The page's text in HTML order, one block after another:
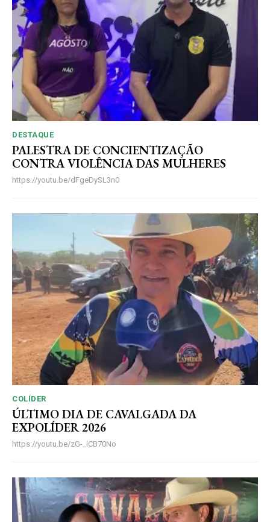
DESTAQUE
PALESTRA DE CONCIENTIZAÇÃO
CONTRA VIOLÊNCIA DAS MULHERES
https://youtu.be/dFgeDySL3n0
COLÍDER
ÚLTIMO DIA DE CAVALGADA DA
EXPOLÍDER 2026
https://youtu.be/zG-_iCB70No